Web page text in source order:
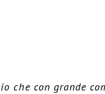
che con grande